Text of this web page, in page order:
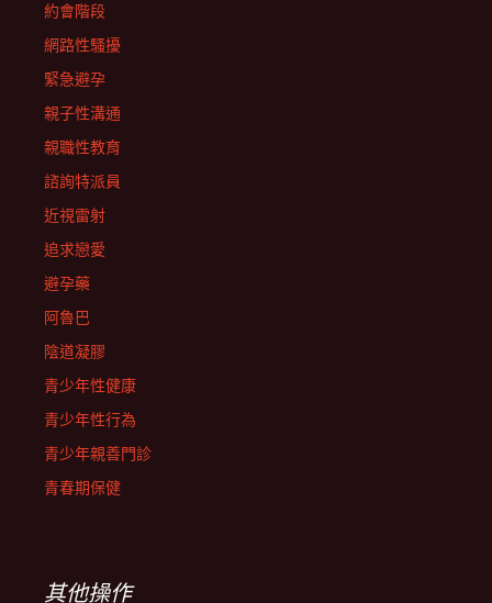
約會階段
網路性騷擾
緊急避孕
親子性溝通
親職性教育
諮詢特派員
近視雷射
追求戀愛
避孕藥
阿魯巴
陰道凝膠
青少年性健康
青少年性行為
青少年親善門診
青春期保健
其他操作